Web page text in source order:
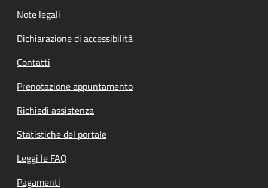
Note legali
Dichiarazione di accessibilità
Contatti
Prenotazione appuntamento
Richiedi assistenza
Statistiche del portale
Leggi le FAQ
Pagamenti